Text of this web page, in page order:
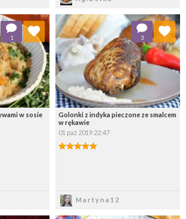
w sosie
1
do ulubionych
listę:
Golonki z indyka pieczone ze smalcem
w rękawie
01 paź 2019 22:47
Martyna12
3
Dodaj do ulubionych
Wybierz listę: